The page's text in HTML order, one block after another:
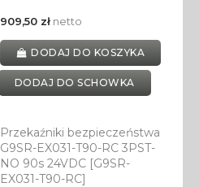
909,50 złnetto
DODAJ DO KOSZYKA
DODAJ DO SCHOWKA
Przekaźniki bezpieczeństwa
G9SR-EX031-T90-RC 3PST-
NO 90s 24VDC [G9SR-
EX031-T90-RC]